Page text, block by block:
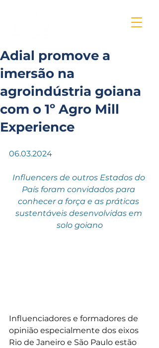
Adial promove a
imersão na
agroindústria goiana
com o 1º Agro Mill
Experience
06.03.2024
Influencers de outros Estados do
País foram convidados para
conhecer a força e as práticas
sustentáveis desenvolvidas em
solo goiano
Influenciadores e formadores de
opinião especialmente dos eixos
Rio de Janeiro e São Paulo estão